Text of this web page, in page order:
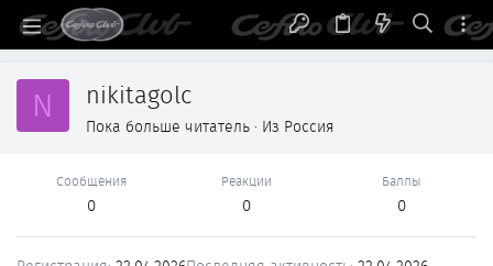
N nikitagolc
Пока больше читатель · Из Россия
Сообщения
0
Реакции
0
Баллы
0